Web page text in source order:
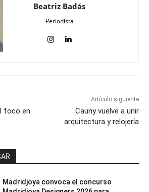
Beatriz Badás
Periodista
foco en
Artículo siguiente
Cauny vuelve a unir
arquitectura y relojería
Madridjoya convoca el concurso